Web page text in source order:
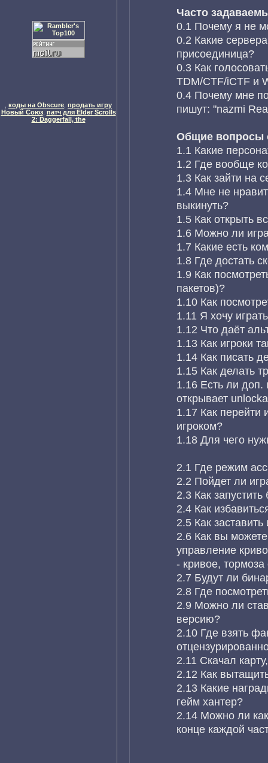
коды на Obscure продать игру
Новый Союз, патч для Elder Scrolls
2: Daggerfall, the
Часто
0.1 Почему я не
0.2 Какие
присоединица?
0.3 Как
TDM/CTF/iCTF и
0.4 Почему мне
пишут: "nazmi
Общие вопросы
1.1 Какие
1.2 Где вообще
1.3 Как зайти на
1.4 Мне не
выкинуть?
1.5 Как открыть
1.6 Можно ли
1.7 Какие есть
1.8 Где достать
1.9 Как
пакетов)?
1.10 Как
1.11 Я хочу
1.12 Что даёт
1.13 Как игроки
1.14 Как писать
1.15 Как делать
1.16 Есть ли
открывает
1.17 Как перейти
игроком?
1.18 Для чего
2.1 Где режим
2.2 Пойдет ли
2.3 Как
2.4 Как
2.5 Как
2.6 Как вы
управление
- кривое,
2.7 Будут ли
2.8 Где
2.9 Можно ли
версию?
2.10 Где взять
2.11 Скачал
2.12 Как
2.13 Какие
гейм хантер?
2.14 Можно ли
конце каждой